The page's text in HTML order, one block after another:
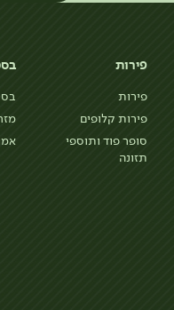
פירות
פירות
פירות קלופים
סופר פוד ותוספי
תזונה